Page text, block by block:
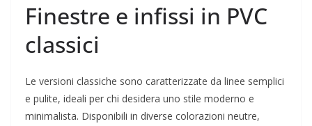
Finestre e infissi in PVC
classici
Le versioni classiche sono caratterizzate da linee semplici
e pulite, ideali per chi desidera uno stile moderno e
minimalista. Disponibili in diverse colorazioni neutre,